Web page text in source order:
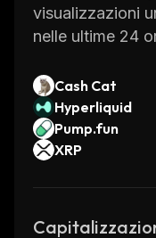
visualizzazioni
nelle ultime 24
Cash Cat
Hyperliquid
Pump.fun
XRP